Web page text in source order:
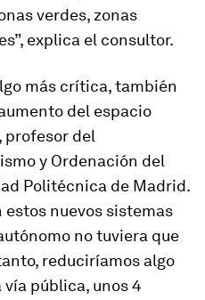
verdes, zonas
explica el consultor.
más crítica, también
del espacio
, profesor del
y Ordenación del
Politécnica de Madrid.
estos nuevos sistemas
no tuviera que
reduciríamos algo
pública, unos 4